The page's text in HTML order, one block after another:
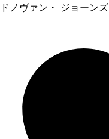
ドノヴァン・ ジョーンズ